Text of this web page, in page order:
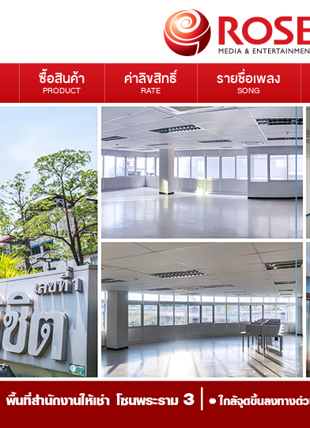
ซื้อสินค้า
PRODUCT
ค่าลิขสิทธิ์
RATE
รายชื่อเพลง
SONG